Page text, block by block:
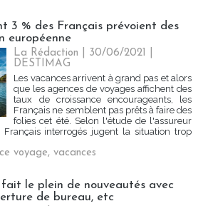
3 % des Français prévoient des
européenne
La Rédaction | 30/06/2021
DESTIMAG
Les vacances arrivent à grand pas et alors
que les agences de voyages affichent des
taux de croissance encourageants, les
Français ne semblent pas prêts à faire des
folies cet été. Selon l'étude de l'assureur
Français interrogés jugent la situation trop
voyage, vacances
fait le plein de nouveautés avec
de bureau, etc